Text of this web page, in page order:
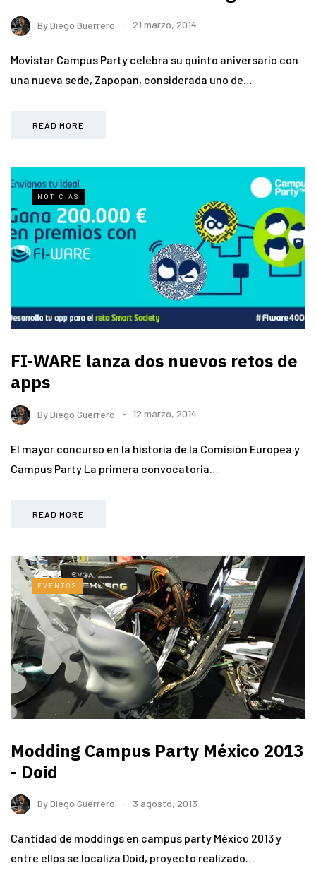
ByDiego Guerrero 21 marzo, 2014
Movistar Campus Party celebra su quinto aniversario con
una nueva sede, Zapopan, considerada uno de…
READ MORE
NOTICIAS
FI-WARE lanza dos nuevos retos de
apps
ByDiego Guerrero 12 marzo, 2014
El mayor concurso en la historia de la Comisión Europea y
Campus Party La primera convocatoria…
READ MORE
EVENTOS
Modding Campus Party México 2013
- Doid
ByDiego Guerrero 3 agosto, 2013
Cantidad de moddings en campus party México 2013 y
entre ellos se localiza Doid, proyecto realizado…